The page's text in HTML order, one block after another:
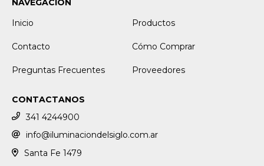
Inicio
Productos
Contacto Cómo Comprar
Preguntas Frecuentes Proveedores
CONTACTANOS
341 4244900
info@iluminaciondelsiglo.com.ar
Santa Fe 1479